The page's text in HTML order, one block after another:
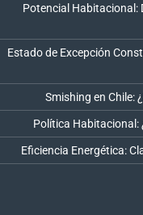
Potencial Habitacional:
Estado de Excepción
Smishing en Chile:
Política Habitacional:
Eficiencia Energética: